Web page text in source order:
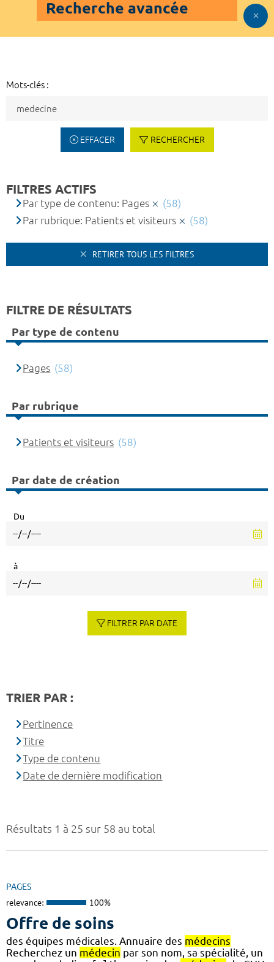
Recherche avancée
Mots-clés :
EFFACER RECHERCHER
Résultats 1 à 25 sur 58 au total
PAGES
relevance: 100%
Offre de soins
des équipes médicales. Annuaire des médecins
Recherchez un médecin par son nom, sa spécialité, un
FILTRES ACTIFS
Par type de contenu: Pages
(58)
Par rubrique: Patients et visiteurs
(58)
RETIRER TOUS LES FILTRES
FILTRE DE RÉSULTATS
Par type de contenu
Pages (58)
Par rubrique
Patients et visiteurs (58)
Par date de création
Du
à
FILTRER PAR DATE
TRIER PAR :
Pertinence
Titre
Type de contenu
Date de dernière modification